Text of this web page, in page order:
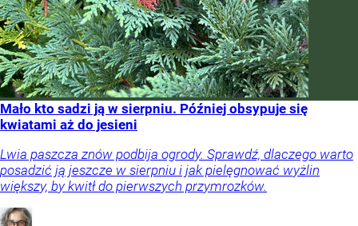
Mało kto sadzi ją w sierpniu. Później obsypuje się
kwiatami aż do jesieni
Lwia paszcza znów podbija ogrody. Sprawdź, dlaczego warto
posadzić ją jeszcze w sierpniu i jak pielęgnować wyżlin
większy, by kwitł do pierwszych przymrozków.